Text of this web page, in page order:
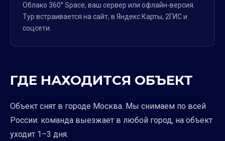
Облако 360° Space, ваш сервер или офлайн-версия.
Тур встраивается на сайт, в Яндекс.Карты, 2ГИС и
соцсети.
ГДЕ НАХОДИТСЯ ОБЪЕКТ
Объект снят в городе Москва. Мы снимаем по всей
России: команда выезжает в любой город, на объект
уходит 1–3 дня.